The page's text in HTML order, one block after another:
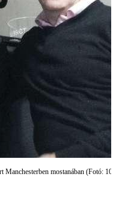
Manchesterben mostanában (Fotó: